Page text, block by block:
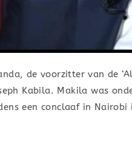
de voorzitter van de
Kabila. Makila was
een conclaaf in